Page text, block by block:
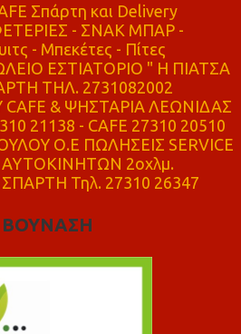
Σπάρτη και Delivery
- ΣΝΑΚ ΜΠΑΡ -
- Μπεκέτες - Πίτες
ΕΣΤΙΑΤΟΡΙΟ " Η ΠΙΑΤΣΑ
ΤΗΛ. 2731082002
CAFE & ΨΗΣΤΑΡΙΑ ΛΕΩΝΙΔΑΣ
21138 - CAFE 27310 20510
Ο.Ε ΠΩΛΗΣΕΙΣ SERVICE
2οχλμ.
ΣΠΑΡΤΗ Τηλ. 27310 26347